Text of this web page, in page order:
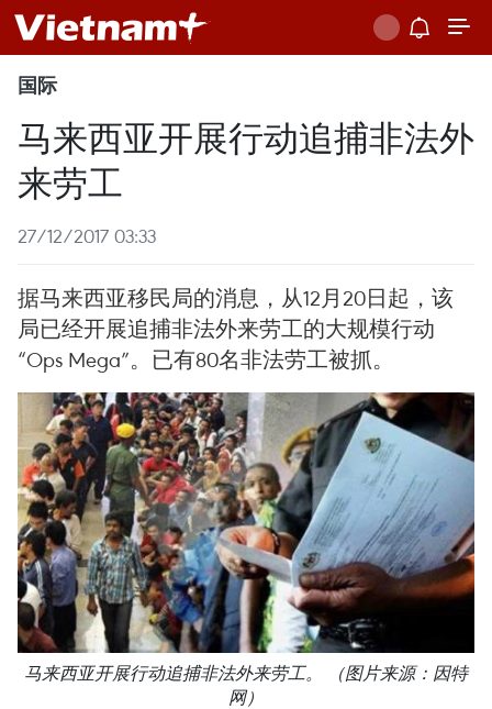
国际
马来西亚开展行动追捕非法外
来劳工
27/12/2017 03:33
据马来西亚移民局的消息，从12月20日起，该
局已经开展追捕非法外来劳工的大规模行动
“Ops Mega”。已有80名非法劳工被抓。
马来西亚开展行动追捕非法外来劳工。​ （图片来源：因特
网）